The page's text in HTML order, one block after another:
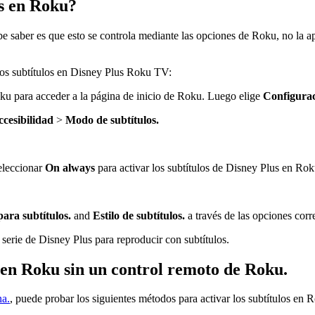
en Roku?
es que esto se controla mediante las opciones de Roku, no la
subtítulos en Disney Plus Roku TV:
para acceder a la página de inicio de Roku. Luego elige
> Modo de subtítulos.
On always para activar los subtítulos de Disney Plus en
subtítulos. and Estilo de subtítulos. a través de las opciones
de Disney Plus para reproducir con subtítulos.
Roku sin un control remoto de Roku.
, puede probar los siguientes métodos para activar los subtítulos en